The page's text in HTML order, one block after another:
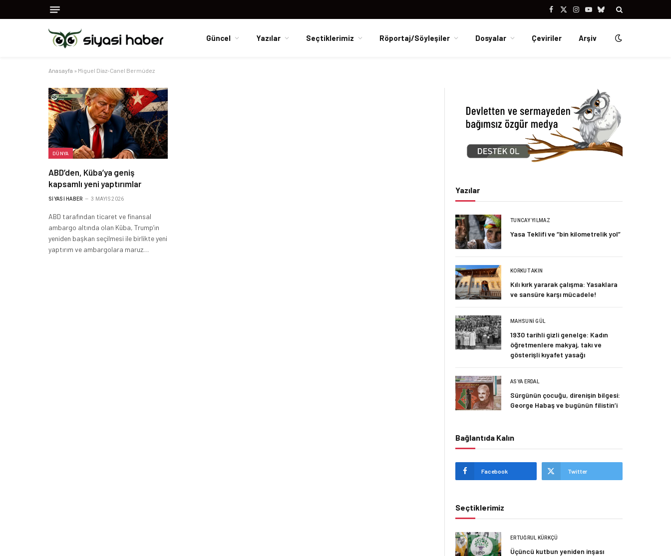
Facebook
X
Instagram
YouTubeBluesky
Güncel Yazılar Seçtiklerimiz Röportaj/Söyleşiler Dosyalar Çeviriler Arşiv
Anasayfa » Miguel Díaz-Canel Bermúdez
DÜNYA
ABD’den, Küba’ya geniş
kapsamlı yeni yaptırımlar
SIYASI HABER 3 MAYIS 2026
ABD tarafından ticaret ve finansal
ambargo altında olan Küba, Trump’ın
yeniden başkan seçilmesi ile birlikte yeni
yaptırım ve ambargolara maruz…
Yazılar
TUNCAY YILMAZ
Yasa Teklifi ve “bin kilometrelik yol”
KORKUT AKIN
Kılı kırk yararak çalışma: Yasaklara
ve sansüre karşı mücadele!
MAHSUNI GÜL
1930 tarihli gizli genelge: Kadın
öğretmenlere makyaj, takı ve
gösterişli kıyafet yasağı
ASYA ERDAL
Sürgünün çocuğu, direnişin bilgesi:
George Habaş ve bugünün filistin’i
Bağlantıda Kalın
Facebook Twitter
Seçtiklerimiz
ERTUĞRUL KÜRKÇÜ
Üçüncü kutbun yeniden inşası